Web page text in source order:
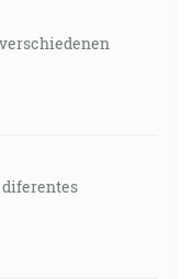
diferentes